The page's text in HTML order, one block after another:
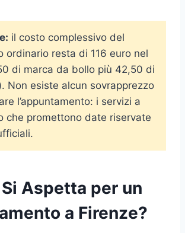
il costo complessivo del
ordinario resta di 116 euro nel
di marca da bollo più 42,50 di
Non esiste alcun sovrapprezzo
l’appuntamento: i servizi a
che promettono date riservate
Aspetta per un
a Firenze?